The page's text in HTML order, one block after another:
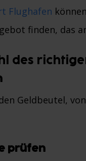
Flughafen
finden, das
des
Geldbeutel,
prüfen